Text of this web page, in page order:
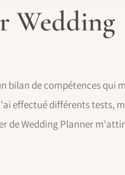
Wedding
bilan de compétences qui
effectué différents tests,
de Wedding Planner